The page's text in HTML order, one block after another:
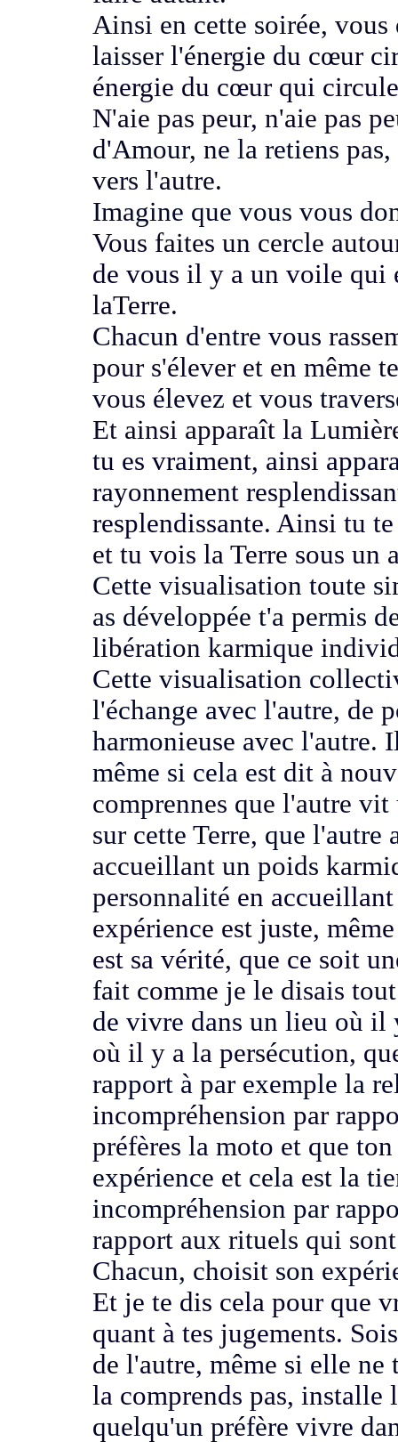
Ainsi en cette soirée,
laisserl'énergie du cœur
énergie du cœur qui
N'aie pas peur, n'aie pas
d'Amour, ne la retiens pas,
vers l'autre.
Imagine que vous vous
Vous faites un cercle
de vousil y a un voile qui
laTerre.
Chacun d'entre vous
pour s'élever et en même
vous élevez et vous
Et ainsi apparaît la
tu es vraiment, ainsi
rayonnement
resplendissante. Ainsi tu
et tu vois la Terre sous un
Cette visualisation toute
as développée t'a permis
libération karmique
Cette visualisation
l'échange avec l'autre, de
harmonieuse avec l'autre.
même si cela est dit à
comprennes que l'autrevit
sur cette Terre, que l'autre
accueillant un poids
personnalité en
expérience est juste,
est sa vérité, que ce soit
fait comme je le disais
de vivre dans un lieu où il
où il y a la persécution,
rapport à par exemple la
incompréhension par
préfères la moto et que
expérience et cela est la
incompréhension par
rapport aux rituels qui
Chacun, choisit son
Et je te dis cela pour que
quant à tes jugements.
de l'autre, même si elle ne
la comprends pas, installe
quelqu'un préfère vivre